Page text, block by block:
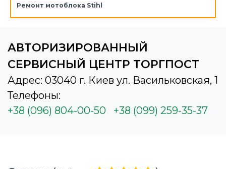
Ремонт мотоблока Stihl
АВТОРИЗИРОВАННЫЙ
СЕРВИСНЫЙ ЦЕНТР ТОРГПОСТ
Адрес: 03040 г. Киев ул. Васильковская, 1
Телефоны:
+38 (096) 804-00-50
+38 (099) 259-35-37